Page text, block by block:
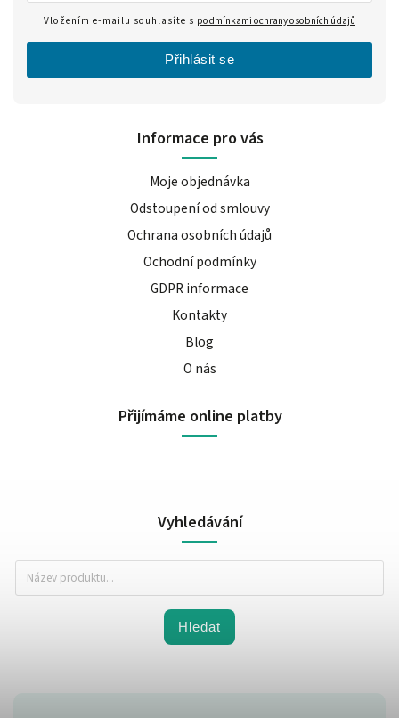
Informace pro vás
Moje objednávka
Odstoupení od smlouvy
Ochrana osobních údajů
Ochodní podmínky
GDPR informace
Kontakty
Blog
O nás
Přijímáme online platby
Vyhledávání
Hledat
Vložením e-mailu souhlasíte s podmínkami ochrany osobních údajů
Přihlásit se